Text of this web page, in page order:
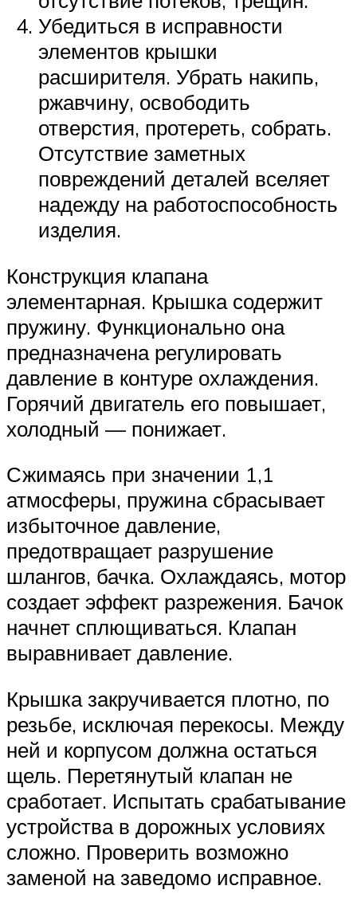
Убедиться в исправности
элементов крышки
расширителя. Убрать накипь,
ржавчину, освободить
отверстия, протереть, собрать.
Отсутствие заметных
повреждений деталей вселяет
надежду на работоспособность
изделия.
Конструкция клапана
элементарная. Крышка содержит
пружину. Функционально она
предназначена регулировать
давление в контуре охлаждения.
Горячий двигатель его повышает,
холодный — понижает.
Сжимаясь при значении 1,1
атмосферы, пружина сбрасывает
избыточное давление,
предотвращает разрушение
шлангов, бачка. Охлаждаясь, мотор
создает эффект разрежения. Бачок
начнет сплющиваться. Клапан
выравнивает давление.
Крышка закручивается плотно, по
резьбе, исключая перекосы. Между
ней и корпусом должна остаться
щель. Перетянутый клапан не
сработает. Испытать срабатывание
устройства в дорожных условиях
сложно. Проверить возможно
заменой на заведомо исправное.